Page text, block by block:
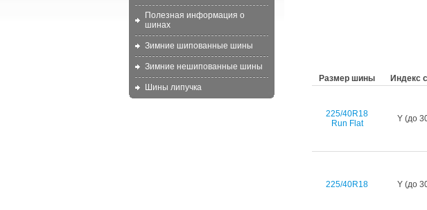
Полезная информация о
шинах
Зимние шипованные шины
Зимние нешипованные шины
Шины липучка
Размер шины Индекс
225/40R18
Run Flat
Y (до
225/40R18 Y (до